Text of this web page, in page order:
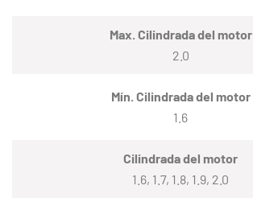
Max. Cilindrada del motor
2.0
Mín. Cilindrada del motor
1.6
Cilindrada del motor
1.6, 1.7, 1.8, 1.9, 2.0